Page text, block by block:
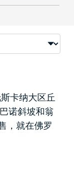
卡纳大区丘
诺斜坡和翁
，就在佛罗